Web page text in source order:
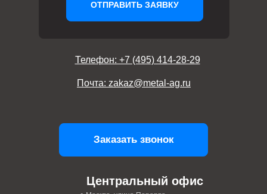
ОТПРАВИТЬ ЗАЯВКУ
Центральный офис
Телефон: +7 (495) 414-28-29
Почта: zakaz@metal-ag.ru
Заказать звонок